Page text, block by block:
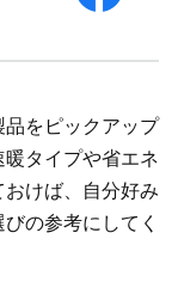
をピックアップ
タイプや省エネ
けば、自分好み
の参考にしてく